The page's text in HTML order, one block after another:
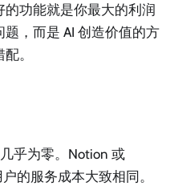
功能就是你最大的利润
，而是 AI 创造价值的方
。
乎为零。Notion 或
的服务成本大致相同。